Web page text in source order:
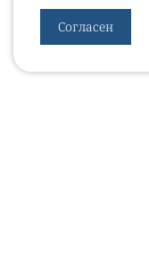
Согласен